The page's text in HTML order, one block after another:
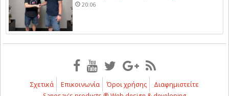
20:06
Σχετικά Επικοινωνία Όροι χρήσης Διαφημιστείτε